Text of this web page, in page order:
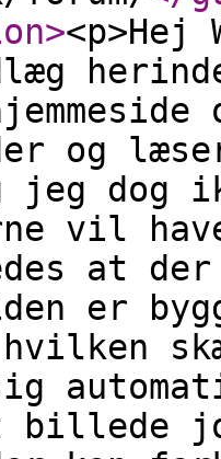
><p>Hej
og
jeg
vil
at
er
jo